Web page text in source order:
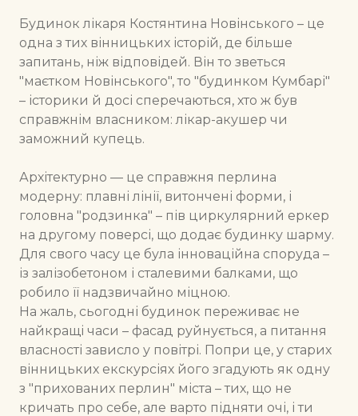
Будинок лікаря Костянтина Новінського – це
одна з тих вінницьких історій, де більше
запитань, ніж відповідей. Він то зветься
"маєтком Новінського", то "будинком Кумбарі"
– історики й досі сперечаються, хто ж був
справжнім власником: лікар-акушер чи
заможний купець.
Архітектурно — це справжня перлина
модерну: плавні лінії, витончені форми, і
головна "родзинка" – пів циркулярний еркер
на другому поверсі, що додає будинку шарму.
Для свого часу це була інноваційна споруда –
із залізобетоном і сталевими балками, що
робило її надзвичайно міцною.
На жаль, сьогодні будинок переживає не
найкращі часи – фасад руйнується, а питання
власності зависло у повітрі. Попри це, у старих
вінницьких екскурсіях його згадують як одну
з "прихованих перлин" міста – тих, що не
кричать про себе, але варто підняти очі, і ти